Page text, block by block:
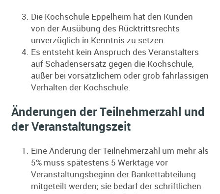
Die Kochschule Eppelheim hat den Kunden
von der Ausübung des Rücktrittsrechts
unverzüglich in Kenntnis zu setzen.
Es entsteht kein Anspruch des Veranstalters
auf Schadensersatz gegen die Kochschule,
außer bei vorsätzlichem oder grob fahrlässigen
Verhalten der Kochschule.
Änderungen der Teilnehmerzahl und
der Veranstaltungszeit
Eine Änderung der Teilnehmerzahl um mehr als
5% muss spätestens 5 Werktage vor
Veranstaltungsbeginn der Bankettabteilung
mitgeteilt werden; sie bedarf der schriftlichen